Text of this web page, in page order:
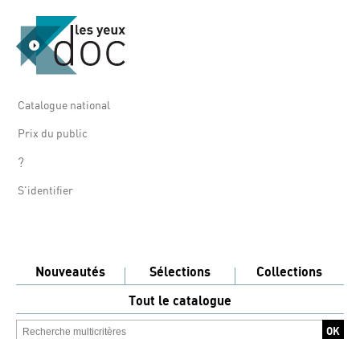
Catalogue national
Prix du public
?
S'identifier
Nouveautés Sélections
Collections
Tout le catalogue